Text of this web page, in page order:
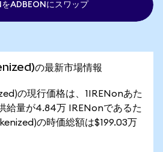
をADBEONにスワップ
の最新市場情報
の現行価格は、1IRENonあた
給量が4.84万 IRENonであるた
の時価総額は$199.03万